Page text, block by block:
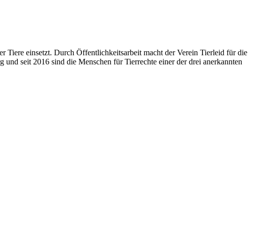
Tiere einsetzt. Durch Öffentlichkeitsarbeit macht der Verein Tierleid für die
seit 2016 sind die Menschen für Tierrechte einer der drei anerkannten